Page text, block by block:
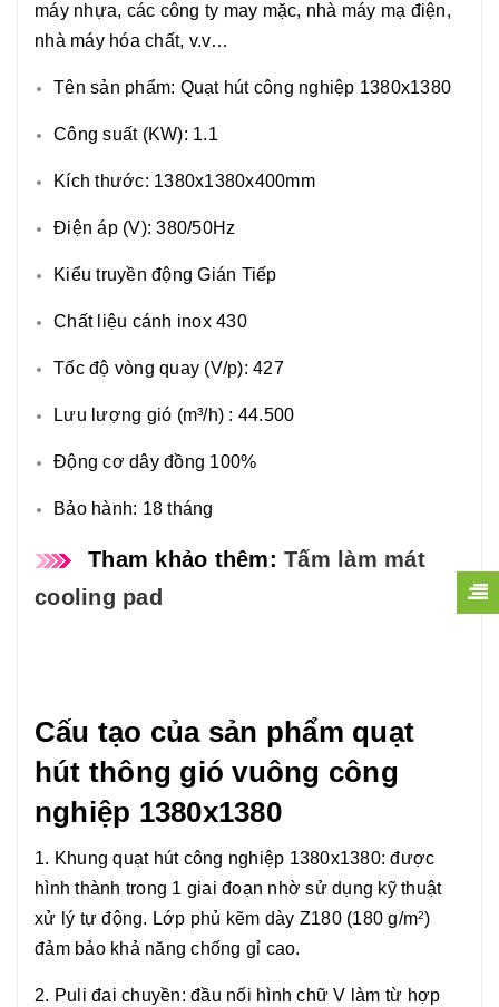
máy nhựa, các công ty may mặc, nhà máy mạ điện,
nhà máy hóa chất, v.v…
Tên sản phẩm: Quạt hút công nghiệp 1380x1380
Công suất (KW): 1.1
Kích thước: 1380x1380x400mm
Điện áp (V): 380/50Hz
Kiểu truyền động Gián Tiếp
Chất liệu cánh inox 430
Tốc độ vòng quay (V/p): 427
Lưu lượng gió (m³/h) : 44.500
Động cơ dây đồng 100%
Bảo hành: 18 tháng
Tham khảo thêm: Tấm làm mát
cooling pad
Cấu tạo của sản phẩm quạt
hút thông gió vuông công
nghiệp 1380x1380
1. Khung quạt hút công nghiệp 1380x1380: được
hình thành trong 1 giai đoạn nhờ sử dụng kỹ thuật
xử lý tự động. Lớp phủ kẽm dày Z180 (180 g/m2)
đảm bảo khả năng chống gỉ cao.
2. Puli đai chuyền: đầu nối hình chữ V làm từ hợp